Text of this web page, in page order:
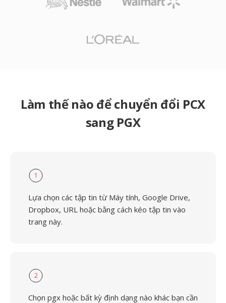
Làm thế nào để chuyển đổi PCX
sang PGX
1
Lựa chọn các tập tin từ Máy tính, Google Drive,
Dropbox, URL hoặc bằng cách kéo tập tin vào
trang này.
2
Chọn pgx hoặc bất kỳ định dạng nào khác bạn cần